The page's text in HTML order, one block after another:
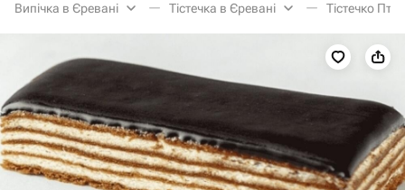
Випічка в Єревані Тістечка в Єревані Тістечко